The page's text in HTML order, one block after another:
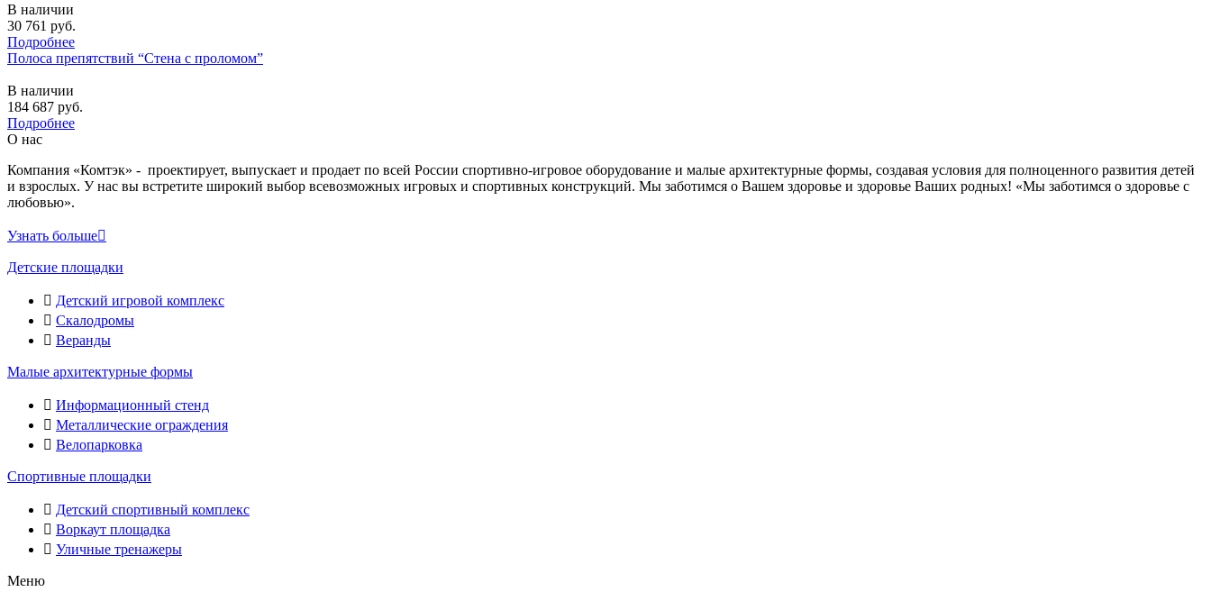
В наличии
30 761 руб.
Подробнее
Полоса препятствий “Стена с проломом”
В наличии
184 687 руб.
Подробнее
О нас
Компания «Комтэк» - проектирует, выпускает и продает по всей России спортивно-игровое оборудование и малые архитектурные формы, создавая условия для полноценного развития детей
и взрослых. У нас вы встретите широкий выбор всевозможных игровых и спортивных конструкций. Мы заботимся о Вашем здоровье и здоровье Ваших родных! «Мы заботимся о здоровье с
любовью».
Узнать больше
Детские площадки
Детский игровой комплекс
Скалодромы
Веранды
Малые архитектурные формы
Информационный стенд
Металлические ограждения
Велопарковка
Спортивные площадки
Детский спортивный комплекс
Воркаут площадка
Уличные тренажеры
Меню